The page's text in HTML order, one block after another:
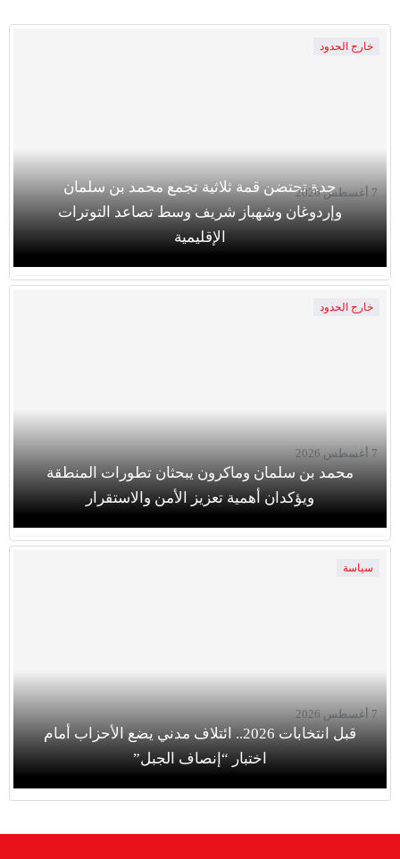
خارج الحدود
جدة تحتضن قمة ثلاثية تجمع محمد بن سلمان
وإردوغان وشهباز شريف وسط تصاعد التوترات
الإقليمية
7 أغسطس 2026
خارج الحدود
محمد بن سلمان وماكرون يبحثان تطورات المنطقة
ويؤكدان أهمية تعزيز الأمن والاستقرار
7 أغسطس 2026
سياسة
قبل انتخابات 2026.. ائتلاف مدني يضع الأحزاب أمام
اختبار “إنصاف الجبل”
7 أغسطس 2026